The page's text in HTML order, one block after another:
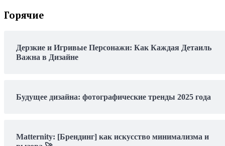
Горячие
Дерзкие и Игривые Персонажи: Как Каждая Детаиль
Важна в Дизайне
Будущее дизайна: фотографические тренды 2025 года
Matternity: [Брендинг] как искусство минимализма и